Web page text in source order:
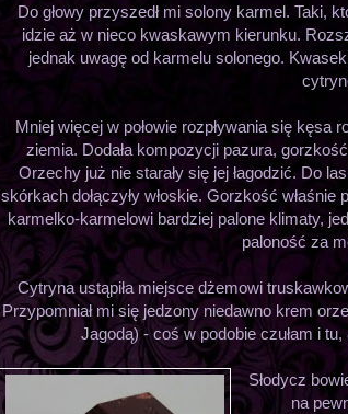
Do głowy przyszedł mi solony karmel. Taki,
idzie aż w nieco kwaskawym kierunku.
jednak uwagę od karmelu solonego.
Mniej więcej w połowie rozpływania się kęsa
ziemia. Dodała kompozycji pazura,
Orzechy już nie starały się jej łagodzić. Do
skórkach dołączyły włoskie. Gorzkość właśnie
karmelko-karmelowi bardziej palone klimaty,
paloność za
Cytryna ustąpiła miejsce dżemowi
Przypomniał mi się jedzony niedawno krem
Jagodą) - coś w podobie czułam i
Słodycz
na